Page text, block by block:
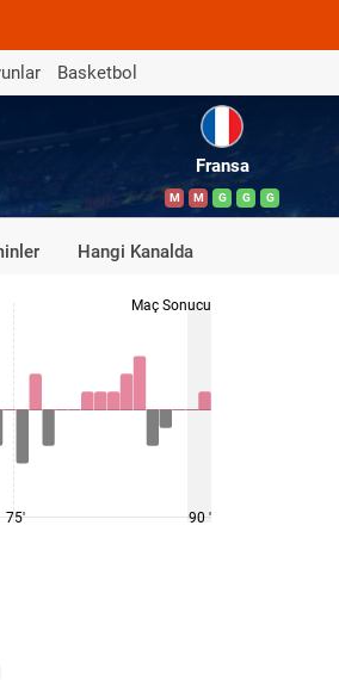
Basketbol
Fransa
M M G G G
Hangi Kanalda
75'
Maç Sonucu
90 '